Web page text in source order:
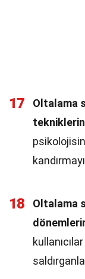
17
Oltalama
18
Oltalama